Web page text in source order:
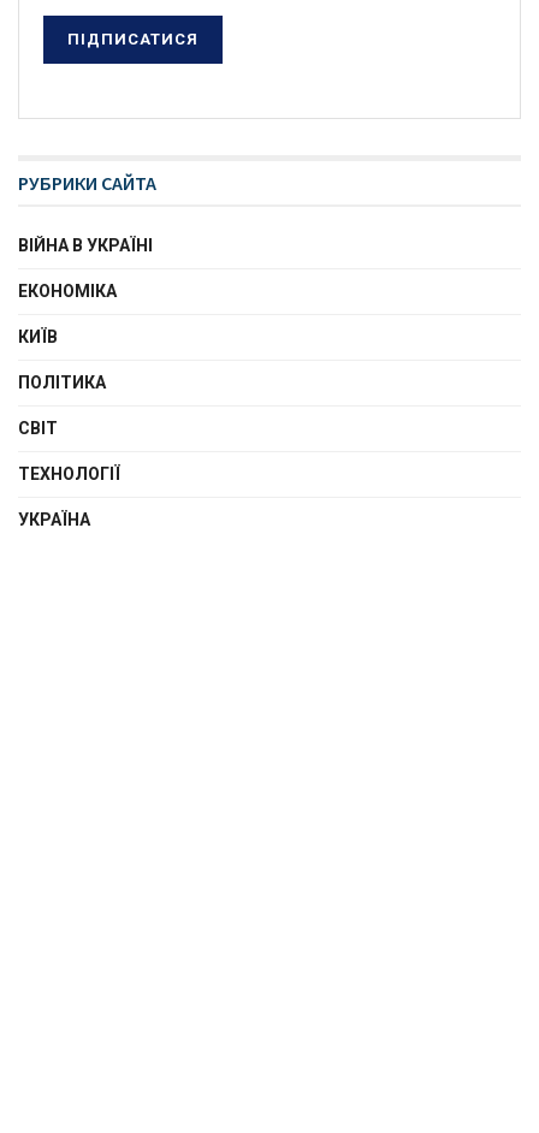
РУБРИКИ САЙТА
ВІЙНА В УКРАЇНІ
ЕКОНОМІКА
КИЇВ
ПОЛІТИКА
СВІТ
ТЕХНОЛОГІЇ
УКРАЇНА